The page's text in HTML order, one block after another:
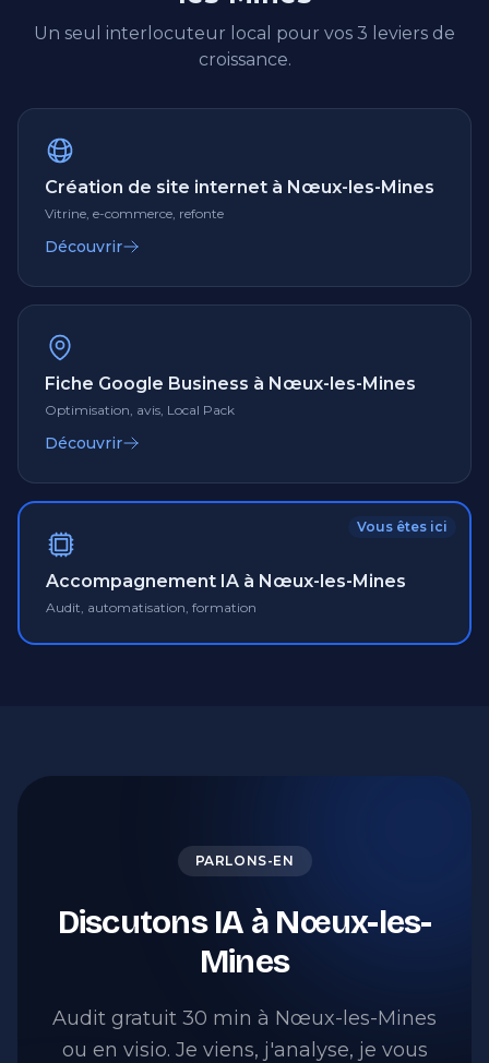
Un seul interlocuteur local pour vos 3 leviers de
croissance.
Création de site internet à Nœux-les-Mines
Vitrine, e-commerce, refonte
Découvrir
Fiche Google Business à Nœux-les-Mines
Optimisation, avis, Local Pack
Découvrir
Vous êtes ici
Accompagnement IA à Nœux-les-Mines
Audit, automatisation, formation
PARLONS-EN
Discutons IA à Nœux-les-
Mines
Audit gratuit 30 min à Nœux-les-Mines
ou en visio. Je viens, j'analyse, je vous